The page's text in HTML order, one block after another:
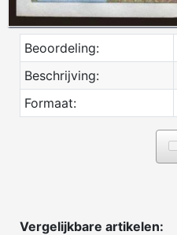
Beoordeling:
Beschrijving:
Formaat:
Vergelijkbare artikelen: